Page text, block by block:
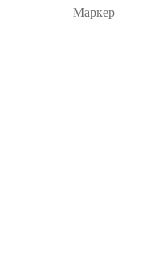
Маркер